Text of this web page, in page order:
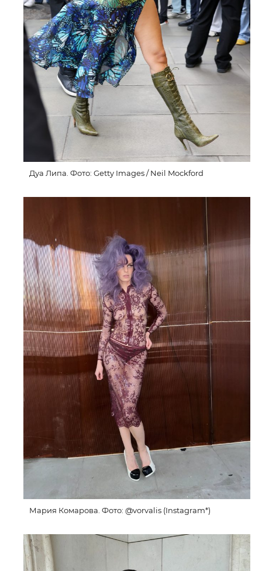
Дуа Липа. Фото: Getty Images / Neil Mockford
Мария Комарова. Фото: @vorvalis (Instagram*)